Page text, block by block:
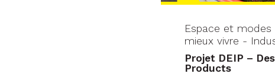
Espace et
mieux vivre -
Projet DEIP –
Products